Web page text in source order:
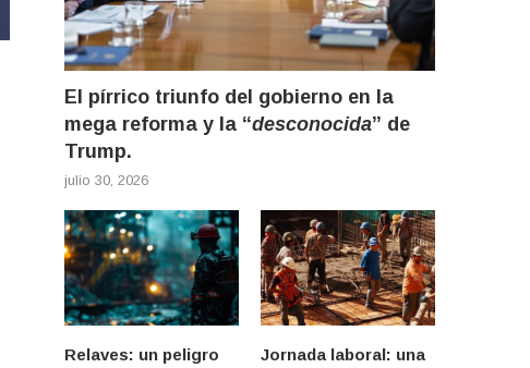
El pírrico triunfo del gobierno en la
mega reforma y la “desconocida” de
Trump.
julio 30, 2026
Relaves: un peligro
Jornada laboral: una